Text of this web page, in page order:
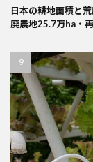
日本の耕地面積と
廃農地25.7万ha・